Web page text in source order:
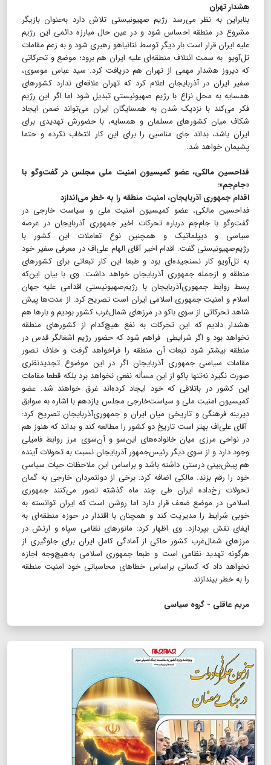
هشدار تهران
بنابراین به نظر می‌رسد رژیم صهیونیستی تلاش دارد به‌عنوان بازیگر
مشروع در منطقه احساس شود و در عین حال مبارزه دائمی این رژیم
علیه ایران قرار است بار دیگر توسط نتانیاهو رهبری شود و به زعم مقامات
تل‌آویو به سمت ائتلاف منطقه‌ای علیه ایران هم برود؛ موضع و تحرکاتی
که دیروز هشدار مهمی از تهران هم دریافت کرد. سید عباس موسوى،
سفیر ایران در آذربایجان اعلام کرد که تهران علاقه‌ای ندارد کشورهای
همسایه به محل نزاع با رژیم صهیونیستی تبدیل شود اما اگر این رژیم
فکر می‌کند با نزدیک شدن به همسایگان ایران می‌تواند ضمن ایجاد
شکاف میان کشورهای مسلمان و همسایه، با حضورش تهدیدی برای
ایران باشد، بداند جای مناسبی را برای این کار انتخاب نکرده و حتما
پشیمان خواهد شد.
فداحسین مالکی، عضو کمیسیون امنیت ملی مجلس در گفت‌وگو با
«جام‌جم»:
اقدام جمهوری آذربایجان، امنیت منطقه را به خطر می‌اندازد
فداحسین مالکی، عضو کمیسیون امنیت ملی و سیاست خارجی در
گفت‌وگو با جام‌جم درباره تحرکات اخیر جمهوری آذربایجان در عرصه
سیاسی و دیپلماتیک و همچنین نوع تعاملات این کشور با
رژیم‌صهیونیستی گفت: اقدام اخیر آقای الهام علی‌اف در معرفی سفیر خود
به تل‌آویو کار نسنجیده‌ای بود و طبعا این کار تبعاتی برای کشورهای
منطقه و ازجمله جمهوری آذربایجان خواهد داشت. وی با بیان این‌که
بسط روابط جمهوری‌آذربایجان با رژیم‌صهیونیستی اقدامی علیه جهان
اسلام و امنیت جمهوری اسلامی ایران است تصریح کرد: از مدت‌ها پیش
شاهد تحرکاتی از سوی باکو در مرزهای شمال‌غرب کشور بودیم و بارها هم
هشدار دادیم که این تحرکات به نفع هیچ‌کدام از کشورهای منطقه
نخواهد بود و اگر شرایطی فراهم شود که حضور رژیم اشغالگر قدس در
منطقه بیشتر شود تبعات آن منطقه را فراخواهد گرفت و خلاف تصور
مقامات سیاسی جمهوری آذربایجان اگر در این موضوع تجدیدنظری
صورت نگیرد نه‌تنها باکو از این مسأله نفعی نخواهد برد بلکه قطعا مقامات
این کشور در باتلاقی که خود ایجاد کرده‌اند غرق خواهند شد. عضو
کمیسیون امنیت ملی و سیاست‌خارجی مجلس یازدهم با اشاره به سوابق
دیرینه فرهنگی و تاریخی میان ایران و جمهوری‌آذربایجان تصریح کرد:
آقای علی‌اف بهتر است تاریخ دو کشور را مطالعه کند و بداند که هنوز هم
در نواحی مرزی میان خانواده‌های این‌سو و آن‌سوی مرز روابط فامیلی
وجود دارد و از سوی دیگر رئیس‌جمهور آذربایجان نسبت به تحولات آینده
هم پیش‌بینی درستی داشته باشد و براساس این ملاحظات حیات سیاسی
خود را رقم بزند. مالکی اضافه کرد: برخی از دولتمردان خارجی به گمان
تحولات رخ‌داده ایران طی چند ماه گذشته تصور می‌کنند جمهوری
اسلامی در موضع ضعف قرار دارد اما روشن است که ایران توانسته به
خوبی شرایط را مدیریت کند و همچنان با اقتدار در حوزه منطقه‌ای به
ایفای نقش بپردازد. وی اظهار کرد: مانورهای نظامی سپاه و ارتش در
مرزهای شمال‌غرب کشور حاکی از آمادگی کامل ایران برای جلوگیری از
هرگونه تهدید نظامی است و طبعا جمهوری اسلامی به‌هیچ‌وجه اجازه
نخواهد داد که کسانی براساس خطاهای محاسباتی خود امنیت منطقه
را به خطر بیندازند.
مریم عاقلی - گروه سیاسی